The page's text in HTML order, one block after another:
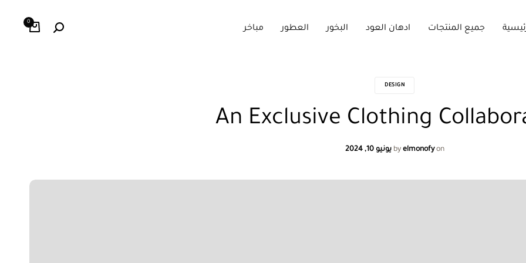
جميع المنتجات ادهان العود البخور العطور مباخر
0
DESIGN
An Exclusive Clothing
by elmonofy on يونيو 10, 2024